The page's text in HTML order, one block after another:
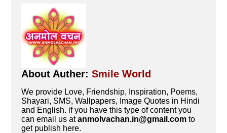
About Auther:Smile World
We provide Love, Friendship, Inspiration, Poems,
Shayari, SMS, Wallpapers, Image Quotes in Hindi
and English. if you have this type of content you
can email us atanmolvachan.in@gmail.com to
get publish here.